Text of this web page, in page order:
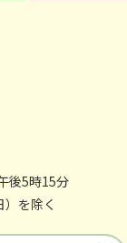
後5時15分
を除く